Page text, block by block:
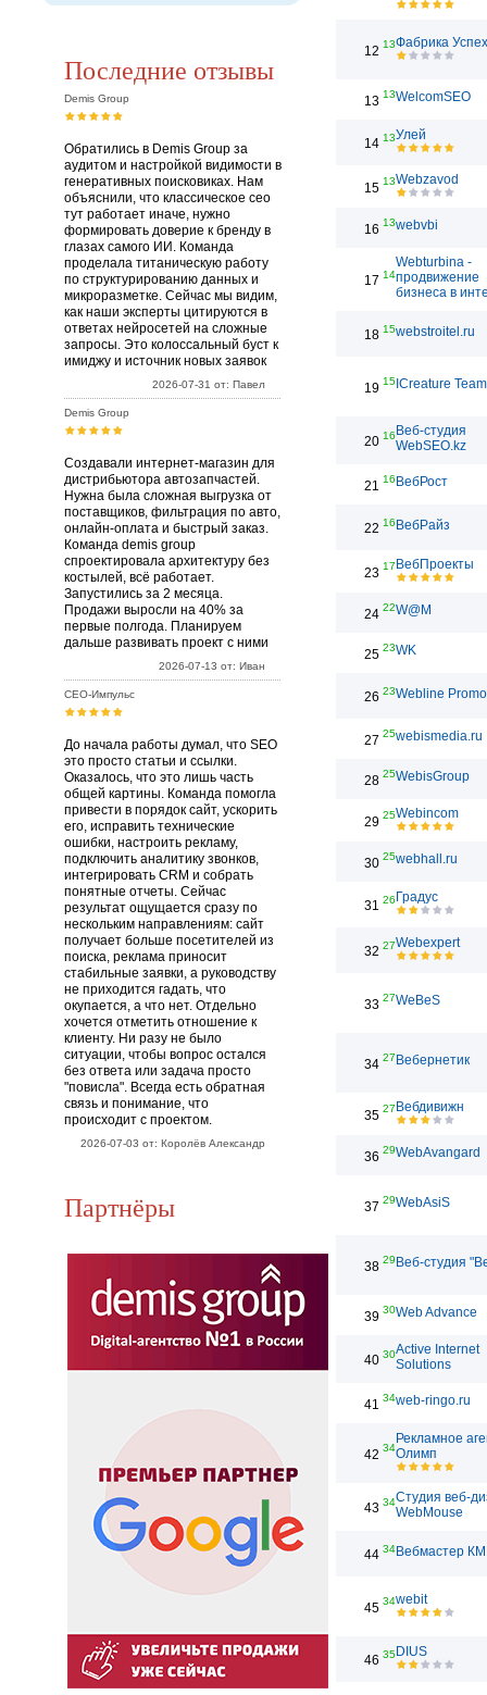
Последние отзывы
Demis Group
Обратились в Demis Group за
аудитом и настройкой видимости в
генеративных поисковиках. Нам
объяснили, что классическое сео
тут работает иначе, нужно
формировать доверие к бренду в
глазах самого ИИ. Команда
проделала титаническую работу
по структурированию данных и
микроразметке. Сейчас мы видим,
как наши эксперты цитируются в
ответах нейросетей на сложные
запросы. Это колоссальный буст к
имиджу и источник новых заявок
2026-07-31 от: Павел
Demis Group
Создавали интернет-магазин для
дистрибьютора автозапчастей.
Нужна была сложная выгрузка от
поставщиков, фильтрация по авто,
онлайн-оплата и быстрый заказ.
Команда demis group
спроектировала архитектуру без
костылей, всё работает.
Запустились за 2 месяца.
Продажи выросли на 40% за
первые полгода. Планируем
дальше развивать проект с ними
2026-07-13 от: Иван
СЕО-Импульс
До начала работы думал, что SEO
это просто статьи и ссылки.
Оказалось, что это лишь часть
общей картины. Команда помогла
привести в порядок сайт, ускорить
его, исправить технические
ошибки, настроить рекламу,
подключить аналитику звонков,
интегрировать CRM и собрать
понятные отчеты. Сейчас
результат ощущается сразу по
нескольким направлениям: сайт
получает больше посетителей из
поиска, реклама приносит
стабильные заявки, а руководству
не приходится гадать, что
окупается, а что нет. Отдельно
хочется отметить отношение к
клиенту. Ни разу не было
ситуации, чтобы вопрос остался
без ответа или задача просто
"повисла". Всегда есть обратная
связь и понимание, что
происходит с проектом.
2026-07-03 от: Королёв Александр
Партнёры
12 13Фабрика
13 13WelcomSEO
14 13Улей
15 13Webzavod
16 13webvbi
17 14
Webturbina -
продвижение
бизнеса в
18 15webstroitel.ru
19 15 ICreature Team
20 16 Веб-студия
WebSEO.kz
21 16 ВебРост
22 16 ВебРайз
23 17 ВебПроекты
24 22W@M
25 23WK
26 23Webline
27 25webismedia.ru
28 25WebisGroup
29 25Webincom
30 25webhall.ru
31 26 Градус
32 27Webexpert
33 27WeBeS
34 27 Вебернетик
35 27 Вебдивижн
36 29WebAvangard
37 29WebAsiS
38 29 Веб-студия
39 30Web Advance
40 30Active Internet
Solutions
41 34web-ringo.ru
42 34
Рекламное
Олимп
43 34Студия веб-
WebMouse
44 34Вебмастер
45 34webit
46 35DIUS